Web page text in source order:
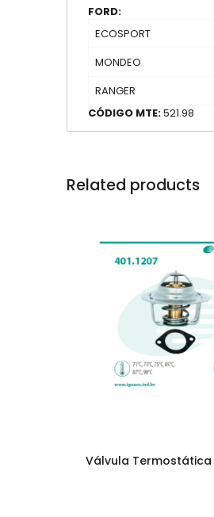
FORD:
ECOSPORT
MONDEO
RANGER
CÓDIGO MTE:521.98
Related products
Válvula Termostática